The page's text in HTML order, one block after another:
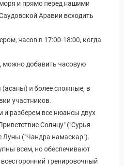
моря и прямо перед нашими
Аравии всходить
часов в 17:00-18:00, когда
можно добавить часовую
и более сложные, в
участников.
и разберем все нюансы двух
Солнцу" ("Сурья
Луны ("Чандра намаскар").
всем, но обеспечивают
тренировочный